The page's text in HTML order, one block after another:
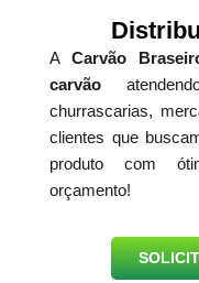
ACarvão
carvão
churrascarias,
clientes que
produto com
orçamento!